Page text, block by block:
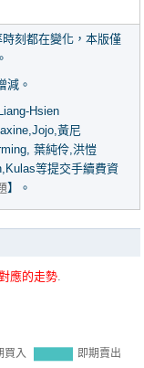
刻都在變化，本版僅
減。
Hsien
黃尼
葉純伶,洪愷
等提交手續費資
】。
應的走勢.